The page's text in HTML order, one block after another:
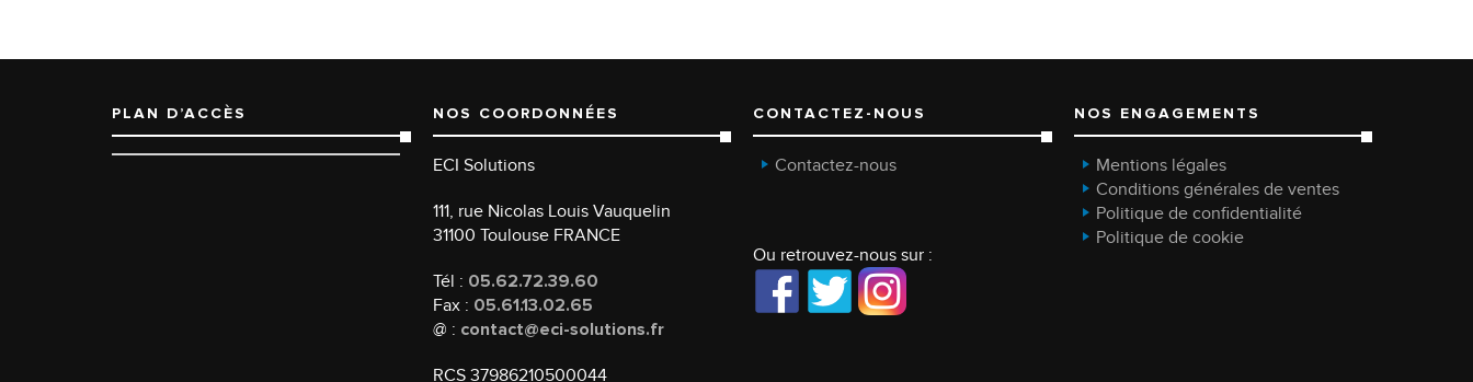
PLAN D’ACCÈS NOS COORDONNÉES
ECI Solutions
111, rue Nicolas Louis Vauquelin
31100 Toulouse FRANCE
Tél : 05.62.72.39.60
Fax : 05.61.13.02.65
@ : contact@eci-solutions.fr
RCS 37986210500044
CONTACTEZ-NOUS
Contactez-nous
Ou retrouvez-nous sur :
NOS ENGAGEMENTS
Mentions légales
Conditions générales de ventes
Politique de confidentialité
Politique de cookie